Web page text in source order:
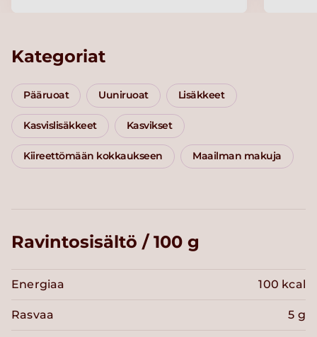
Kategoriat
Pääruoat Uuniruoat Lisäkkeet
Kasvislisäkkeet Kasvikset
Kiireettömään kokkaukseen Maailman makuja
Ravintosisältö / 100 g
Energiaa 100 kcal
Rasvaa 5 g